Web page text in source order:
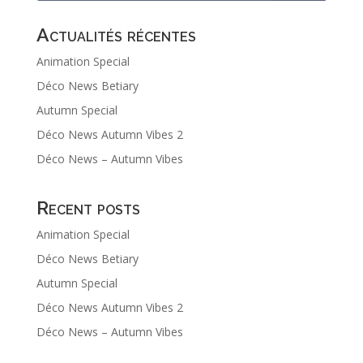
Actualités récentes
Animation Special
Déco News Betiary
Autumn Special
Déco News Autumn Vibes 2
Déco News – Autumn Vibes
Recent posts
Animation Special
Déco News Betiary
Autumn Special
Déco News Autumn Vibes 2
Déco News – Autumn Vibes